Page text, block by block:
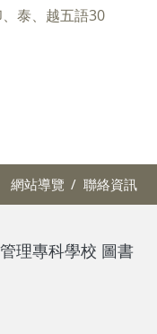
泰、越五語30
網站導覽 聯絡資訊
理專科學校 圖書